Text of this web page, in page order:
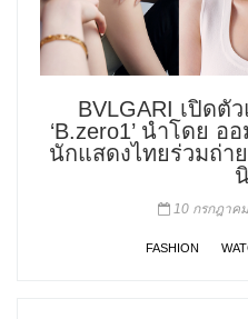
BVLGARI เปิดตั
‘B.zero1’ นำโดย
นักแสดงไทยร่วมถ่า
10 กรกฎาค
FASHION